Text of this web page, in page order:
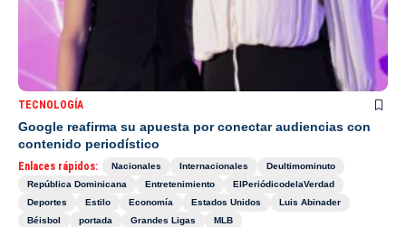
TECNOLOGÍA
Google reafirma su apuesta por conectar audiencias con
contenido periodístico
Enlaces rápidos: Nacionales Internacionales
Deultimominuto
República Dominicana
Entretenimiento
ElPeriódicodelaVerdad
Deportes
Estilo Economía Estados Unidos
Luis Abinader
Béisbol
portada Grandes Ligas MLB